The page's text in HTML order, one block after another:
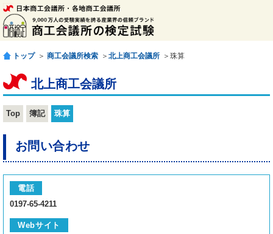
トップ ＞ 商工会議所検索 ＞ 北上商工会議所 ＞珠算
北上商工会議所
Top 簿記 珠算
お問い合わせ
電話
0197-65-4211
Webサイト